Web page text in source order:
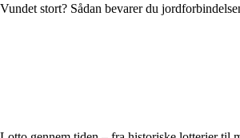
Vundet stort? Sådan bevarer du